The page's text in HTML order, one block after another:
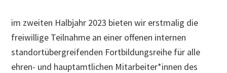
im zweiten Halbjahr 2023 bieten wir erstmalig die
freiwillige Teilnahme an einer offenen internen
standortübergreifenden Fortbildungsreihe für alle
ehren- und hauptamtlichen Mitarbeiter*innen des